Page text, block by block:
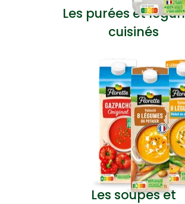
Les purées et
cuisinés
Les soupes et